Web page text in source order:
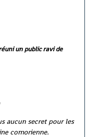
un public ravi de
aucun secret pour les
comorienne.